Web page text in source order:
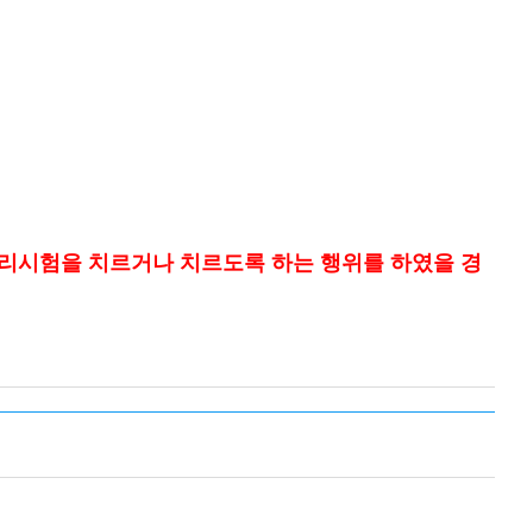
시험을 치르거나 치르도록 하는 행위를 하였을 경